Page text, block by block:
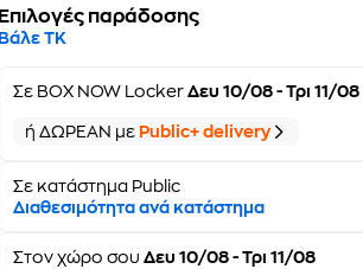
Επιλογές παράδοσης
Βάλε ΤΚ
Σε BOX NOW Locker Δευ 10/08 - Τρι 11/08
ή ΔΩΡΕΑΝ με Public+ delivery
Σε κατάστημα Public
Διαθεσιμότητα ανά κατάστημα
Στονχώρο σου Δευ 10/08 - Τρι 11/08